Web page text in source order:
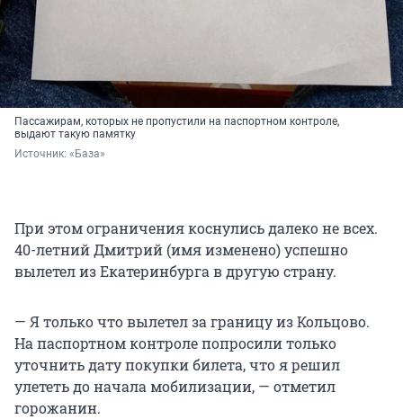
Пассажирам, которых не пропустили на паспортном контроле,
выдают такую памятку
Источник: «База»
При этом ограничения коснулись далеко не всех.
40-летний Дмитрий (имя изменено) успешно
вылетел из Екатеринбурга в другую страну.
— Я только что вылетел за границу из Кольцово.
На паспортном контроле попросили только
уточнить дату покупки билета, что я решил
улететь до начала мобилизации, — отметил
горожанин.